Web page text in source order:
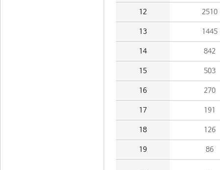
12 2510
13 1445
14 842
15 503
16 270
17 191
18 126
19 86